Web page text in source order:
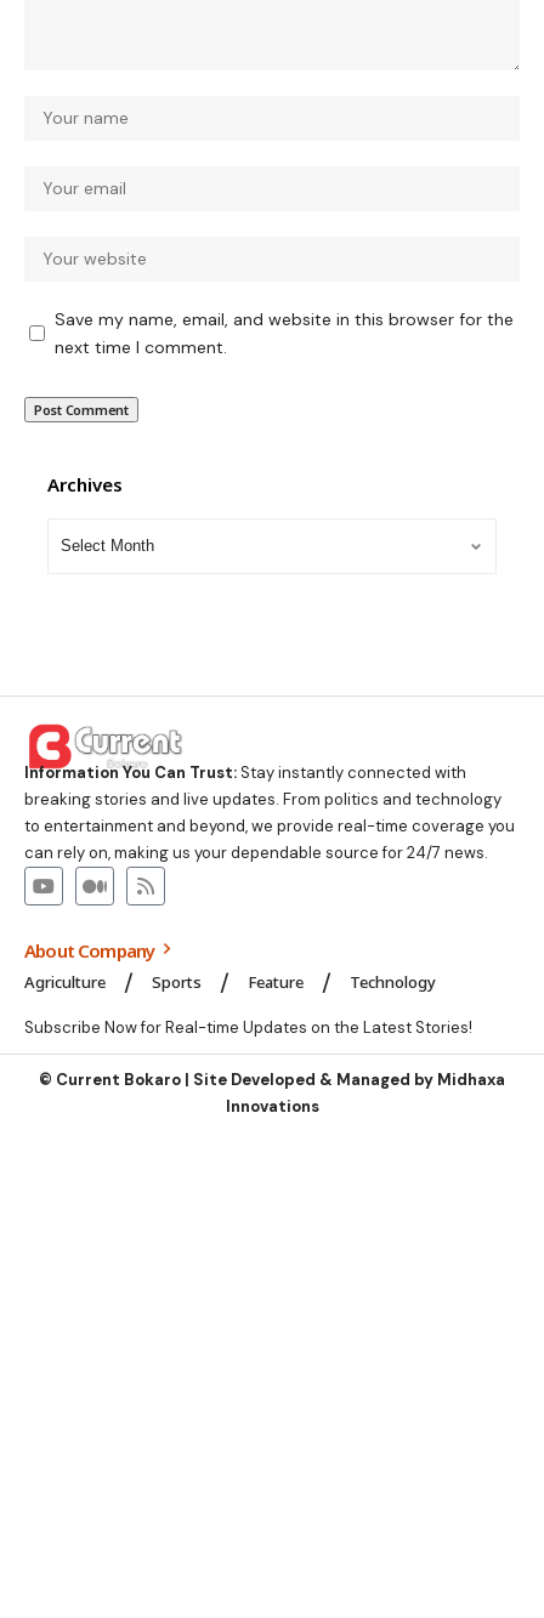
Save my name, email, and website in this browser for the
next time I comment.
Archives
Information You Can Trust:Stay instantly connected with
breaking stories and live updates. From politics and technology
to entertainment and beyond, we provide real-time coverage you
can rely on, making us your dependable source for 24/7 news.
About Company
Agriculture Sports Feature Technology
Subscribe Now for Real-time Updates on the Latest Stories!
© Current Bokaro | Site Developed & Managed by Midhaxa
Innovations